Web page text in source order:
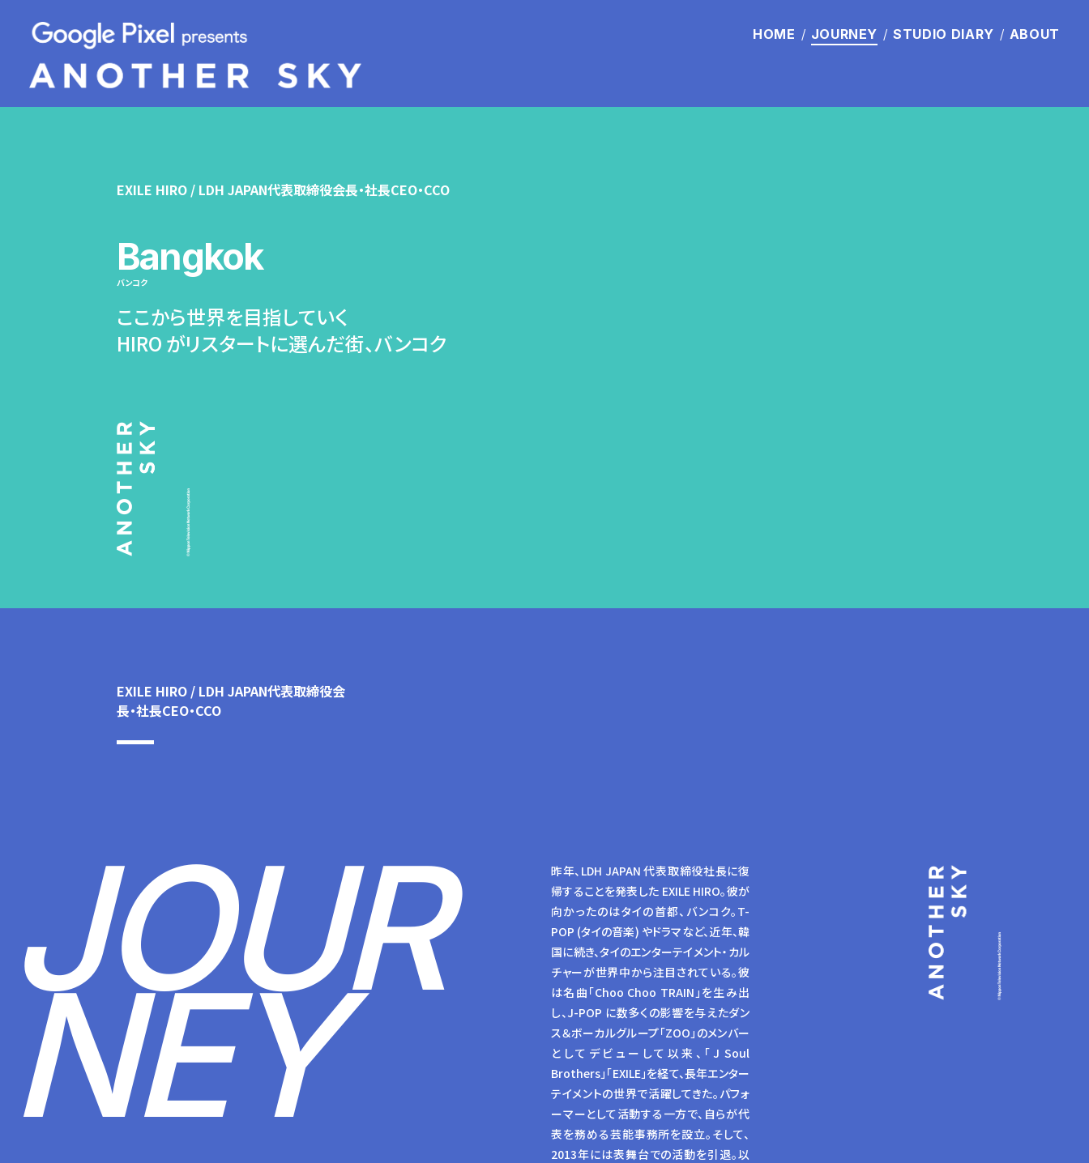
HOME JOURNEY STUDIO DIARY ABOUT
EXILE HIRO / LDH JAPAN代表取締役会長・社長CEO・CCO
Bangkok
バンコク
ここから世界を目指していく
HIRO がリスタートに選んだ街、バンコク
EXILE HIRO / LDH JAPAN代表取締役会
長・社長CEO・CCO
昨年、LDH JAPAN 代表取締役社長に復
帰することを発表した EXILE HIRO。彼が
向かったのはタイの首都、バンコク。T-
POP (タイの音楽) やドラマなど、近年、韓
国に続き、タイのエンターテイメント・カル
チャーが世界中から注目されている。彼
は名曲「Choo Choo TRAIN」を生み出
し、J-POP に数多くの影響を与えたダン
ス＆ボーカルグループ「ZOO」のメンバー
としてデビューして以来、「J Soul
Brothers」「EXILE」を経て、長年エンター
テイメントの世界で活躍してきた。パフォ
ーマーとして活動する一方で、自らが代
表を務める芸能事務所を設立。そして、
2013年には表舞台での活動を引退。以
JOUR
NEY